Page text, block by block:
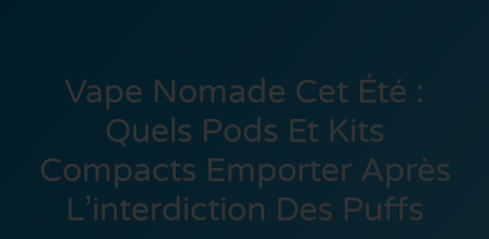
Vape Nomade Cet Été :
Quels Pods Et Kits
Compacts Emporter Après
L’interdiction Des Puffs